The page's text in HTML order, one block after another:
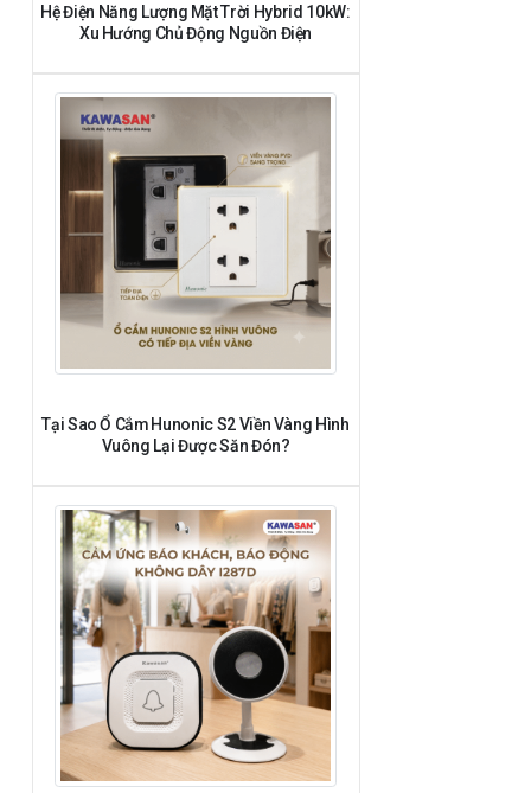
Hệ Điện Năng Lượng Mặt Trời Hybrid 10kW:
Xu Hướng Chủ Động Nguồn Điện
Tại Sao Ổ Cắm Hunonic S2 Viền Vàng Hình
Vuông Lại Được Săn Đón?